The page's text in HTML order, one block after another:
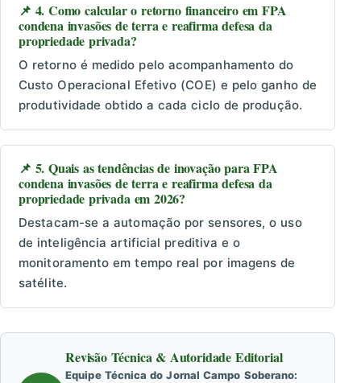
📌 4. Como calcular o retorno financeiro em FPA
condena invasões de terra e reafirma defesa da
propriedade privada?
O retorno é medido pelo acompanhamento do
Custo Operacional Efetivo (COE) e pelo ganho de
produtividade obtido a cada ciclo de produção.
📌 5. Quais as tendências de inovação para FPA
condena invasões de terra e reafirma defesa da
propriedade privada em 2026?
Destacam-se a automação por sensores, o uso
de inteligência artificial preditiva e o
monitoramento em tempo real por imagens de
satélite.
Revisão Técnica & Autoridade Editorial
Equipe Técnica do Jornal Campo Soberano: